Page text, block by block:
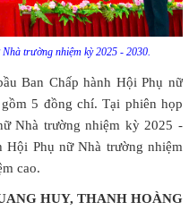
trường nhiệm kỳ 2025 - 2030.
Ban Chấp hành Hội Phụ nữ
5 đồng chí. Tại phiên họp
Nhà trường nhiệm kỳ 2025 -
Hội Phụ nữ Nhà trường nhiệm
cao.
HUY, THANH HOÀNG